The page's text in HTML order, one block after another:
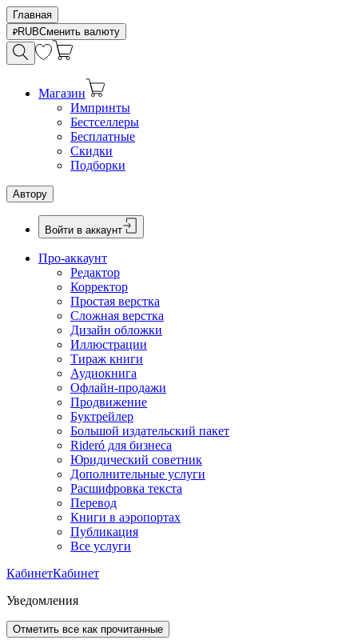
Главная
RUBСменить валюту
Магазин
Импринты
Бестселлеры
Бесплатные
Скидки
Подборки
Автору
Войти в аккаунт
Про-аккаунт
Редактор
Корректор
Простая верстка
Сложная верстка
Дизайн обложки
Иллюстрации
Тираж книги
Аудиокнига
Офлайн-продажи
Продвижение
Буктрейлер
Большой издательский пакет
Rideró для бизнеса
Юридический советник
Дополнительные услуги
Расшифровка текста
Перевод
Книги в аэропортах
Публикация
Все услуги
КабинетКабинет
Уведомления
Отметить все как прочитанные